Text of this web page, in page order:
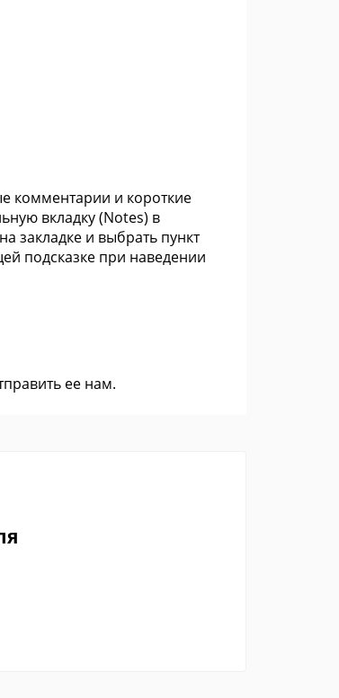
комментарии и короткие
вкладку (Notes) в
закладке и выбрать пункт
подсказке при наведении
ее нам.